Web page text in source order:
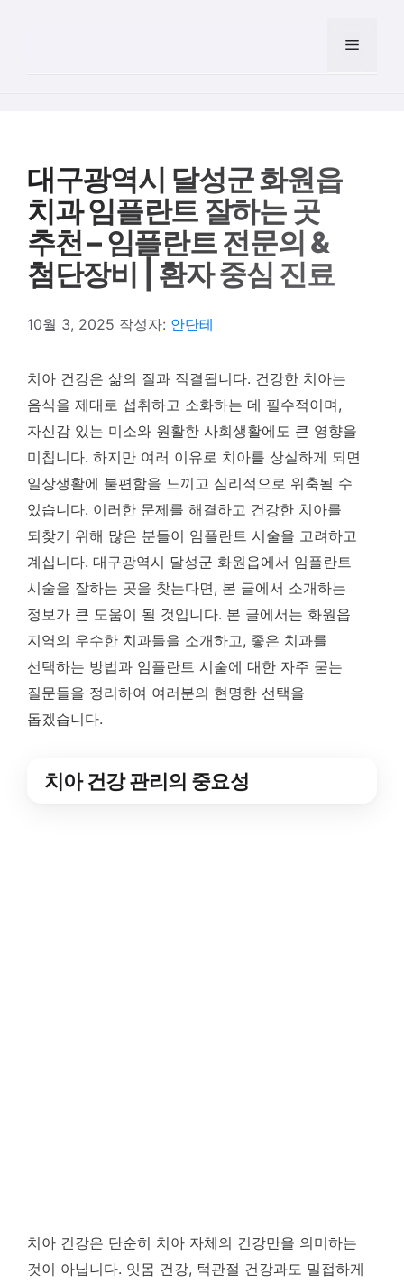
메뉴
대구광역시 달성군 화원읍
치과 임플란트 잘하는 곳
추천 – 임플란트 전문의 &
첨단장비 | 환자 중심 진료
10월 3, 2025 작성자: 안단테
치아 건강은 삶의 질과 직결됩니다. 건강한 치아는
음식을 제대로 섭취하고 소화하는 데 필수적이며,
자신감 있는 미소와 원활한 사회생활에도 큰 영향을
미칩니다. 하지만 여러 이유로 치아를 상실하게 되면
일상생활에 불편함을 느끼고 심리적으로 위축될 수
있습니다. 이러한 문제를 해결하고 건강한 치아를
되찾기 위해 많은 분들이 임플란트 시술을 고려하고
계십니다. 대구광역시 달성군 화원읍에서 임플란트
시술을 잘하는 곳을 찾는다면, 본 글에서 소개하는
정보가 큰 도움이 될 것입니다. 본 글에서는 화원읍
지역의 우수한 치과들을 소개하고, 좋은 치과를
선택하는 방법과 임플란트 시술에 대한 자주 묻는
질문들을 정리하여 여러분의 현명한 선택을
돕겠습니다.
치아 건강 관리의 중요성
치아 건강은 단순히 치아 자체의 건강만을 의미하는
것이 아닙니다. 잇몸 건강, 턱관절 건강과도 밀접하게